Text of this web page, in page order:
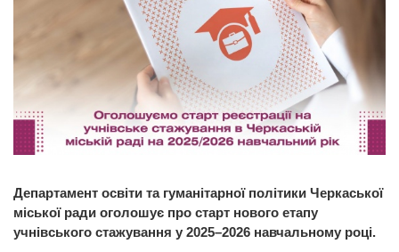
Департамент освіти та гуманітарної політики Черкаської
міської ради оголошує про старт нового етапу
учнівського стажування у 2025–2026 навчальному році.